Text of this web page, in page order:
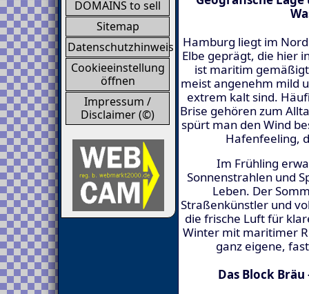
DOMAINS to sell
Sitemap
Datenschutzhinweis
Cookieeinstellung
öffnen
Impressum /
Disclaimer (©)
Hamburg liegt im
Elbe geprägt, die hier
ist maritim
meist angenehm mild
extrem kalt sind.
Brise gehören zum
spürt man den Wind
Hafenfeeling,
Im Frühling
Sonnenstrahlen und
Leben. Der
Straßenkünstler und
die frische Luft für
Winter mit maritimer
ganz eigene,
Das Block